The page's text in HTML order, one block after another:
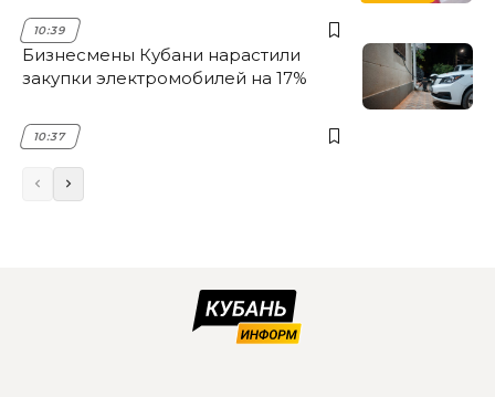
10:39
Бизнесмены Кубани нарастили
закупки электромобилей на 17%
10:37